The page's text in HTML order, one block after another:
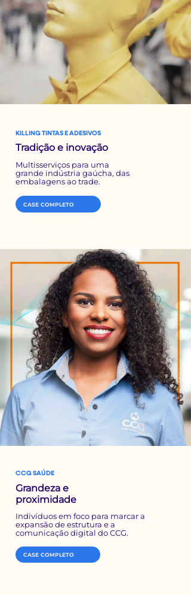
KILLING TINTAS E ADESIVOS
Tradição e inovação
Multisserviços para uma
grande indústria gaúcha, das
embalagens ao trade.
CASE COMPLETO
CCG SAÚDE
Grandeza e
proximidade
Indivíduos em foco para marcar a
expansão de estrutura e a
comunicação digital do CCG.
CASE COMPLETO